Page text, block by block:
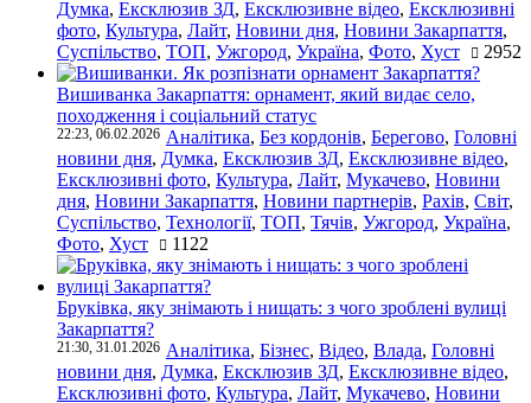
Думка, Ексклюзив ЗД, Ексклюзивне відео, Ексклюзивні
фото, Культура, Лайт, Новини дня, Новини Закарпаття,
Суспільство, ТОП, Ужгород, Україна, Фото, Хуст 2952
Вишиванка Закарпаття: орнамент, який видає село,
походження і соціальний статус
22:23, 06.02.2026 Аналітика, Без кордонів, Берегово, Головні
новини дня, Думка, Ексклюзив ЗД, Ексклюзивне відео,
Ексклюзивні фото, Культура, Лайт, Мукачево, Новини
дня, Новини Закарпаття, Новини партнерів, Рахів, Світ,
Суспільство, Технології, ТОП, Тячів, Ужгород, Україна,
Фото, Хуст 1122
Бруківка, яку знімають і нищать: з чого зроблені вулиці
Закарпаття?
21:30, 31.01.2026 Аналітика, Бізнес, Відео, Влада, Головні
новини дня, Думка, Ексклюзив ЗД, Ексклюзивне відео,
Ексклюзивні фото, Культура, Лайт, Мукачево, Новини